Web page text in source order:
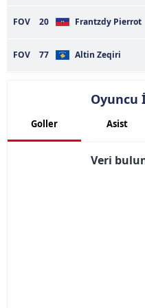
FOV 20 Frantzdy Pierrot
FOV 77 Altin Zeqiri
Goller Asist
Veri